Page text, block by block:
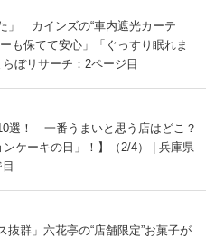
」 カインズの“車内遮光カーテ
も保てて安心」「ぐっすり眠れま
ぼリサーチ：2ページ目
選！ 一番うまいと思う店はどこ？
ンケーキの日」！】（2/4） | 兵庫県
抜群」六花亭の“店舗限定”お菓子が